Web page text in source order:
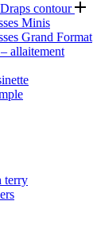
contour
Minis
Grand Format
allaitement
terry